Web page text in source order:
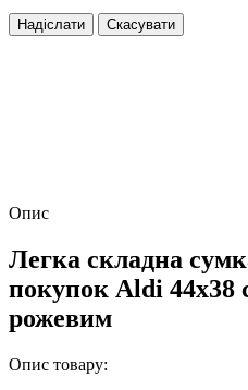
Надіслати Скасувати
Опис
Легка складна
покупок Aldi 44х38
рожевим
Опис товару: